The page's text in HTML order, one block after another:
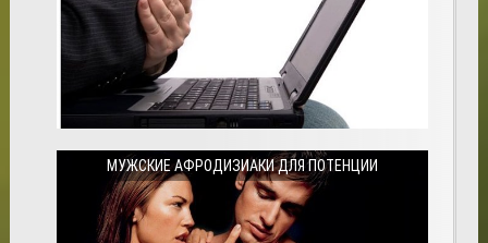
МУЖСКИЕ АФРОДИЗИАКИ ДЛЯ ПОТЕНЦИИ